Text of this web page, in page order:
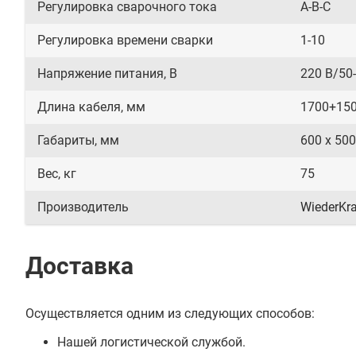
Регулировка сварочного тока A-B-C
Регулировка времени сварки 1-10
Напряжение питания, В 220 В/
Длина кабеля, мм
Габариты, мм 600 x
Вес, кг 75
Производитель
Доставка
Осуществляется одним из следующих способов:
Нашей логистической службой.